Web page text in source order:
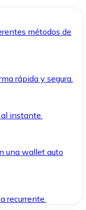
métodos de
rápida y segura.
instante.
una wallet auto
recurrente.